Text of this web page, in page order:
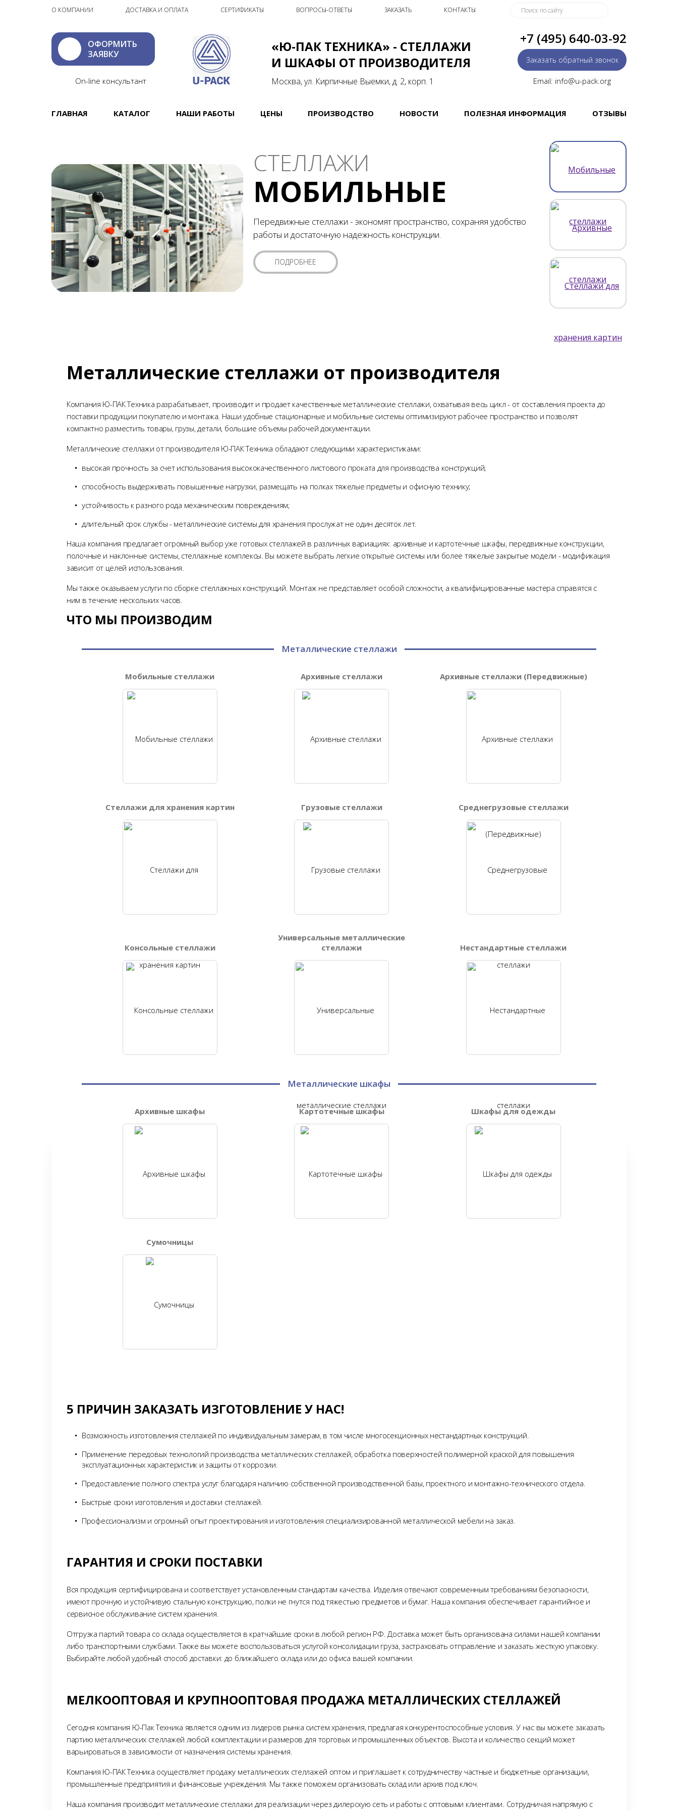
О КОМПАНИИ ДОСТАВКА И ОПЛАТА СЕРТИФИКАТЫ ВОПРОСЫ-ОТВЕТЫ ЗАКАЗАТЬ КОНТАКТЫ
«Ю-ПАК ТЕХНИКА» - СТЕЛЛАЖИ
И ШКАФЫ ОТ ПРОИЗВОДИТЕЛЯ
Москва, ул. Кирпичные Выемки, д. 2, корп. 1
ОФОРМИТЬ
ЗАЯВКУ
On-line консультант
+7 (495) 640-03-92
Заказать обратный звонок
Email: info@u-pack.org
ГЛАВНАЯ КАТАЛОГ НАШИ РАБОТЫ ЦЕНЫ ПРОИЗВОДСТВО НОВОСТИ ПОЛЕЗНАЯ ИНФОРМАЦИЯ ОТЗЫВЫ
СТЕЛЛАЖИ
МОБИЛЬНЫЕ
Передвижные стеллажи - экономят пространство, сохраняя удобство
работы и достаточную надежность конструкции.
ПОДРОБНЕЕ
Металлические стеллажи от производителя
Компания Ю-ПАК Техника разрабатывает, производит и продает качественные металлические стеллажи, охватывая весь цикл - от составления проекта до
поставки продукции покупателю и монтажа. Наши удобные стационарные и мобильные системы оптимизируют рабочее пространство и позволят
компактно разместить товары, грузы, детали, большие объемы рабочей документации.
Металлические стеллажи от производителя Ю-ПАК Техника обладают следующими характеристиками:
высокая прочность за счет использования высококачественного листового проката для производства конструкций;
способность выдерживать повышенные нагрузки, размещать на полках тяжелые предметы и офисную технику;
устойчивость к разного рода механическим повреждениям;
длительный срок службы - металлические системы для хранения прослужат не один десяток лет.
Наша компания предлагает огромный выбор уже готовых стеллажей в различных вариациях: архивные и картотечные шкафы, передвижные конструкции,
полочные и наклонные системы, стеллажные комплексы. Вы можете выбрать легкие открытые системы или более тяжелые закрытые модели - модификация
зависит от целей использования.
Мы также оказываем услуги по сборке стеллажных конструкций. Монтаж не представляет особой сложности, а квалифицированные мастера справятся с
ним в течение нескольких часов.
ЧТО МЫ ПРОИЗВОДИМ
Металлические стеллажи
Мобильные стеллажи Архивные стеллажи Архивные стеллажи (Передвижные)
Стеллажи для хранения картин Грузовые стеллажи Среднегрузовые стеллажи
Консольные стеллажи
Универсальные металлические
стеллажи
Нестандартные стеллажи
Металлические шкафы
Архивные шкафы Картотечные шкафы Шкафы для одежды
Сумочницы
5 ПРИЧИН ЗАКАЗАТЬ ИЗГОТОВЛЕНИЕ У НАС!
Возможность изготовления стеллажей по индивидуальным замерам, в том числе многосекционных нестандартных конструкций.
Применение передовых технологий производства металлических стеллажей, обработка поверхностей полимерной краской для повышения
эксплуатационных характеристик и защиты от коррозии.
Предоставление полного спектра услуг благодаря наличию собственной производственной базы, проектного и монтажно-технического отдела.
Быстрые сроки изготовления и доставки стеллажей.
Профессионализм и огромный опыт проектирования и изготовления специализированной металлической мебели на заказ.
ГАРАНТИЯ И СРОКИ ПОСТАВКИ
Вся продукция сертифицирована и соответствует установленным стандартам качества. Изделия отвечают современным требованиям безопасности,
имеют прочную и устойчивую стальную конструкцию, полки не гнутся под тяжестью предметов и бумаг. Наша компания обеспечивает гарантийное и
сервисное обслуживание систем хранения.
Отгрузка партий товара со склада осуществляется в кратчайшие сроки в любой регион РФ. Доставка может быть организована силами нашей компании
либо транспортными службами. Также вы можете воспользоваться услугой консолидации груза, застраховать отправление и заказать жесткую упаковку.
Выбирайте любой удобный способ доставки: до ближайшего склада или до офиса вашей компании.
МЕЛКООПТОВАЯ И КРУПНООПТОВАЯ ПРОДАЖА МЕТАЛЛИЧЕСКИХ СТЕЛЛАЖЕЙ
Сегодня компания Ю-Пак Техника является одним из лидеров рынка систем хранения, предлагая конкурентоспособные условия. У нас вы можете заказать
партию металлических стеллажей любой комплектации и размеров для торговых и промышленных объектов. Высота и количество секций может
варьироваться в зависимости от назначения системы хранения.
Компания Ю-ПАК Техника осуществляет продажу металлических стеллажей оптом и приглашает к сотрудничеству частные и бюджетные организации,
промышленные предприятия и финансовые учреждения. Мы также поможем организовать склад или архив под ключ.
Наша компания производит металлические стеллажи для реализации через дилерскую сеть и работы с оптовыми клиентами. Сотрудничая напрямую с